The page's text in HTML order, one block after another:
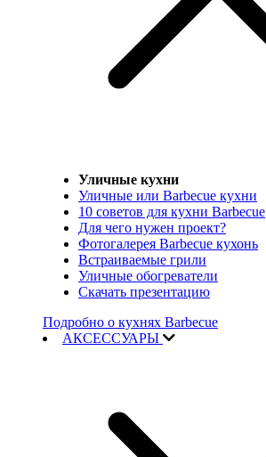
Уличные кухни
Уличные или Barbecue кухни
10 советов для кухни Barbecue
Для чего нужен проект?
Фотогалерея Barbecue кухонь
Встраиваемые грили
Уличные обогреватели
Скачать презентацию
Подробно о кухнях Barbecue
АКСЕССУАРЫ